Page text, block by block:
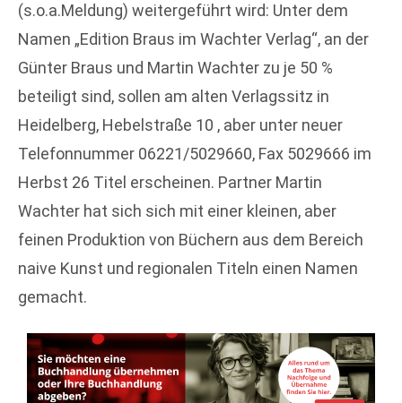
(s.o.a.Meldung) weitergeführt wird: Unter dem
Namen „Edition Braus im Wachter Verlag“, an der
Günter Braus und Martin Wachter zu je 50 %
beteiligt sind, sollen am alten Verlagssitz in
Heidelberg, Hebelstraße 10 , aber unter neuer
Telefonnummer 06221/5029660, Fax 5029666 im
Herbst 26 Titel erscheinen. Partner Martin
Wachter hat sich sich mit einer kleinen, aber
feinen Produktion von Büchern aus dem Bereich
naive Kunst und regionalen Titeln einen Namen
gemacht.